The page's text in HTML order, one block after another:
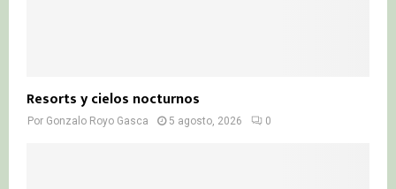
Resorts y cielos nocturnos
Por Gonzalo Royo Gasca 5 agosto, 2026 0